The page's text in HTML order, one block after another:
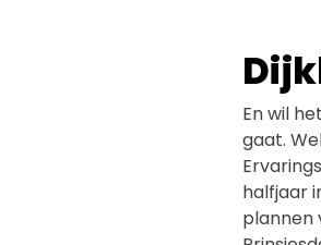
En wil
gaat.
halfjaar
plannen